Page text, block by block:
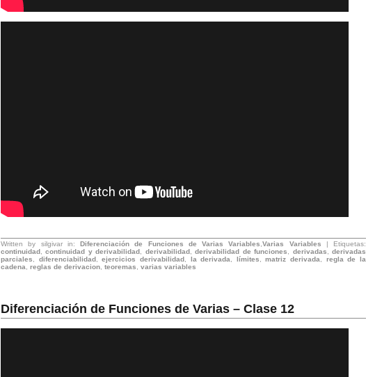
Written by silgivar in: Diferenciación de Funciones de Varias Variables ,Varias Variables | Etiquetas:
continuidad ,continuidad y derivabilidad derivabilidad,derivabilidad de funciones derivadas ,derivadas
parciales
diferenciabilidad,ejercicios derivabilidad, la derivada límites ,matriz derivada
regla de la
cadena
reglas de derivacion teoremas varias variables
Diferenciación de Funciones de Varias – Clase 12